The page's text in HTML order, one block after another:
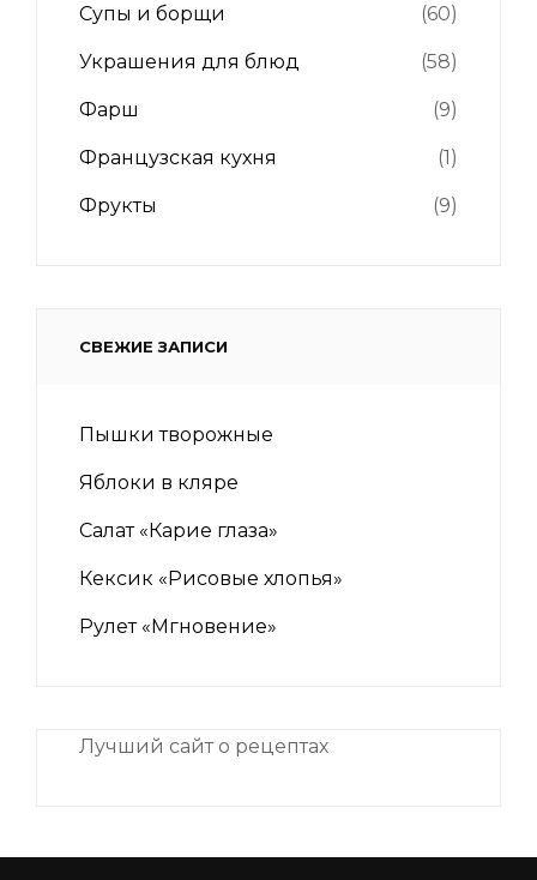
Супы и борщи (60)
Украшения для блюд (58)
Фарш (9)
Французская кухня (1)
Фрукты (9)
СВЕЖИЕ ЗАПИСИ
Пышки творожные
Яблоки в кляре
Салат «Карие глаза»
Кексик «Рисовые хлопья»
Рулет «Мгновение»
Лучший сайт о рецептах